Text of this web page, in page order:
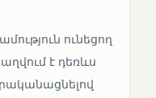
ունեցող
է դեռևս